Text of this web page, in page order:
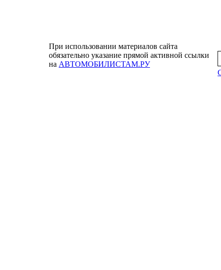
При использовании материалов сайта
обязательно указание прямой активной ссылки
на АВТОМОБИЛИСТАМ.РУ